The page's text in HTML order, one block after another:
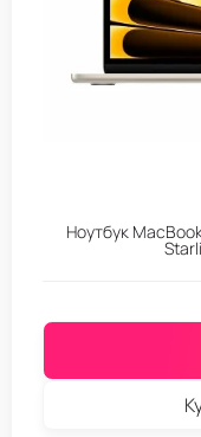
Ноутбук